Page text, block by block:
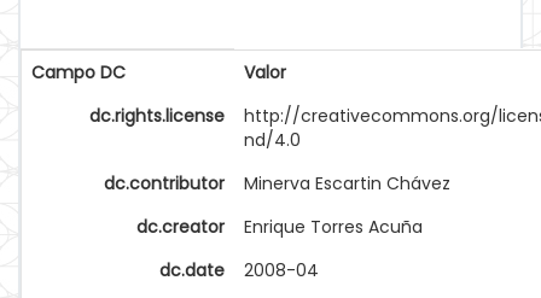
Campo DC
Valor
dc.rights.license
http://creativecommons.org/
nd/4.0
dc.contributor
Minerva Escartin Chávez
dc.creator
Enrique Torres Acuña
dc.date
2008-04